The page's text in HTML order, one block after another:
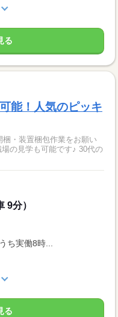
る
能！人気のピッキ
・装置梱包作業をお願い
の見学も可能です♪ 30代の
9分）
ち実働8時...
る